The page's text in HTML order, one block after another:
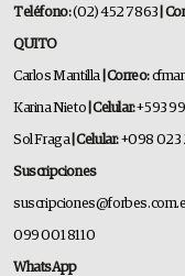
Teléfono:(02) 452 7863 |
QUITO
Carlos Mantilla | Correo:
Karina Nieto | Celular:+593
Sol Fraga| Celular:+098 023
Suscripciones
099 001 8110
WhatsApp